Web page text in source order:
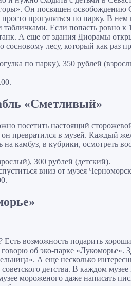
Он посвящен освобождению
прогуляться по парку. В
Если попасть ровно
А еще от здания Диорамы
сосновому лесу, который как раз
по парку), 350 рублей
«Сметливый»
посетить настоящий
он превратился в музей. Каждый
на камбуз, в кубрики, осмотреть
300 рублей (детский).
вниз от музея
Есть возможность подарить
об эко-парке «Лукоморье».
А еще несколько
детства. В каждом
мороженого даже написать